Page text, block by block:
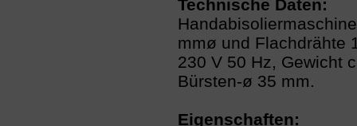
Technische Daten:
mmø und Flachdrähte
230 V 50 Hz, Gewicht
Bürsten-ø 35 mm.
Eigenschaften: